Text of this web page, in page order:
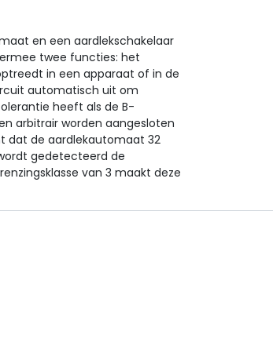
en een aardlekschakelaar
twee functies: het
in een apparaat of in de
automatisch uit om
heeft als de B-
arbitrair worden aangesloten
dat de aardlekautomaat 32
gedetecteerd de
van 3 maakt deze